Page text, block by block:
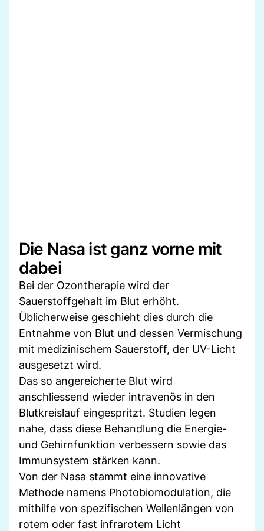
Die Nasa ist ganz vorne mit
dabei
Bei der Ozontherapie wird der
Sauerstoffgehalt im Blut erhöht.
Üblicherweise geschieht dies durch die
Entnahme von Blut und dessen Vermischung
mit medizinischem Sauerstoff, der UV-Licht
ausgesetzt wird.
Das so angereicherte Blut wird
anschliessend wieder intravenös in den
Blutkreislauf eingespritzt. Studien legen
nahe, dass diese Behandlung die Energie-
und Gehirnfunktion verbessern sowie das
Immunsystem stärken kann.
Von der Nasa stammt eine innovative
Methode namens Photobiomodulation, die
mithilfe von spezifischen Wellenlängen von
rotem oder fast infrarotem Licht